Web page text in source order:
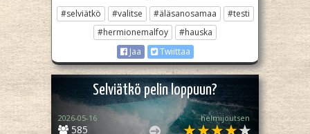
#selviätkö #valitse #äläsanosamaa
#testi
#hermionemalfoy
#hauska
Jaa
Twiittaa
Selviätkö pelin loppuun?
585
2026-05-16 helmijoutsen